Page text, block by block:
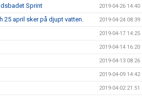
Sprint 2019-04-26 14:40
25 april sker på djupt vatten. 2019-04-24 08:39
2019-04-17 14:25
2019-04-14 16:20
2019-04-13 08:26
2019-04-09 14:42
2019-04-02 21:51